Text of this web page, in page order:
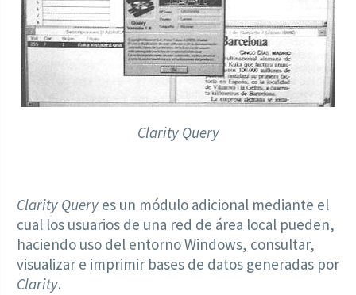
Clarity Query
Clarity Query es un módulo adicional mediante el
cual los usuarios de una red de área local pueden,
haciendo uso del entorno Windows, consultar,
visualizar e imprimir bases de datos generadas por
Clarity.